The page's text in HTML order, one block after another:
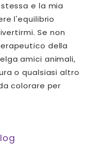
e la mia
l'equilibrio
Se non
della
amici animali,
o qualsiasi altro
colorare per